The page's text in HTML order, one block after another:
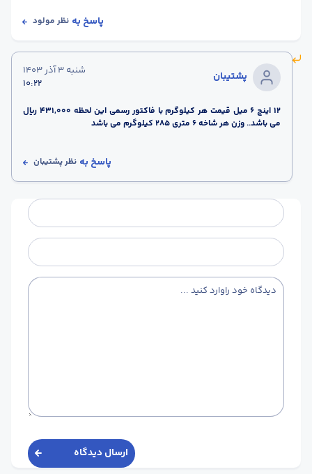
پاسخ به نظر مولود
پشتیبان
شنبه 3 آذر 1403
10:22
12 اینچ 6 میل قیمت هر کیلوگرم با فاکتور رسمی این لحظه 431,000 ریال
می باشد.. وزن هر شاخه 6 متری 285 کیلوگرم می باشد
پاسخ به نظرپشتیبان
ارسال دیدگاه